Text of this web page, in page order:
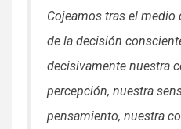
Cojeamos tras el medio
de la decisión
decisivamente nuestra
percepción, nuestra
pensamiento, nuestra